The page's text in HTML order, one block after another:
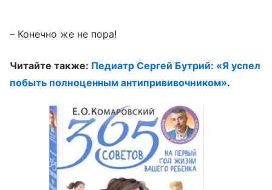
– Конечно же не пора!
Читайте также: Педиатр Сергей Бутрий: «Я успел
побыть полноценным антипрививочником».